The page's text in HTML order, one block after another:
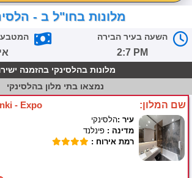
מלונות בחו"ל ב -
המטבע השעה בעיר הבירה
2:7 PM
מלונות בהלסינקי בהזמנה
נמצאובתי מלון בהלסינקי
- Expo שם המלון:
עיר :הלסינקי
מדינה : פינלנד
רמת אירוח :